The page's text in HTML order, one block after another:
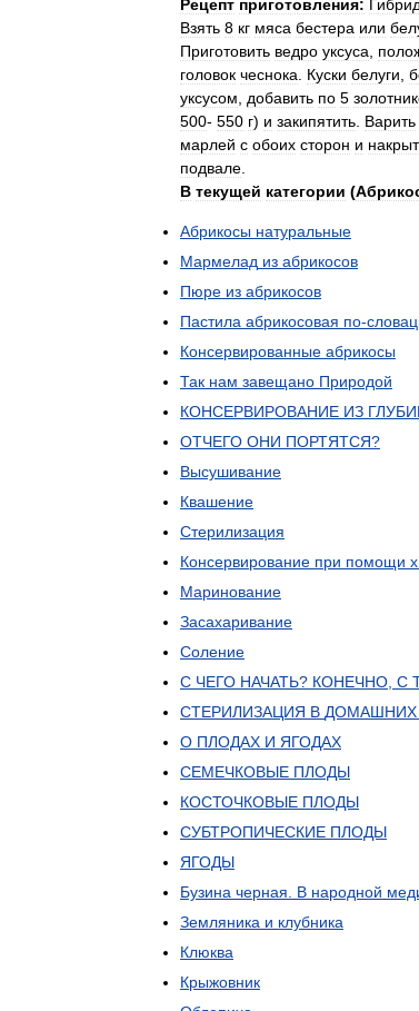
Рецепт приготовления: Гибрид
Взять 8 кг мяса бестера или
Приготовить ведро уксуса
головок чеснока Куски белуги
уксусом
добавить по 5
500- 550 г) и закипятить Варить
марлей с обоих сторон и
подвале
В текущей категории (
Абрикосы натуральные
Мармелад из абрикосов
Пюре из абрикосов
Пастила абрикосовая по-
Консервированные абрикосы
Так нам завещано Природой
КОНСЕРВИРОВАНИЕ ИЗ
ОТЧЕГО ОНИ ПОРТЯТСЯ?
Высушивание
Квашение
Стерилизация
Консервирование при помощи
Маринование
Засахаривание
Соление
С ЧЕГО НАЧАТЬ? КОНЕЧНО С
СТЕРИЛИЗАЦИЯ В ДОМАШНИХ
О ПЛОДАХ И ЯГОДАХ
СЕМЕЧКОВЫЕ ПЛОДЫ
КОСТОЧКОВЫЕ ПЛОДЫ
СУБТРОПИЧЕСКИЕ ПЛОДЫ
ЯГОДЫ
Бузина черная В народной
Земляника и клубника
Клюква
Крыжовник